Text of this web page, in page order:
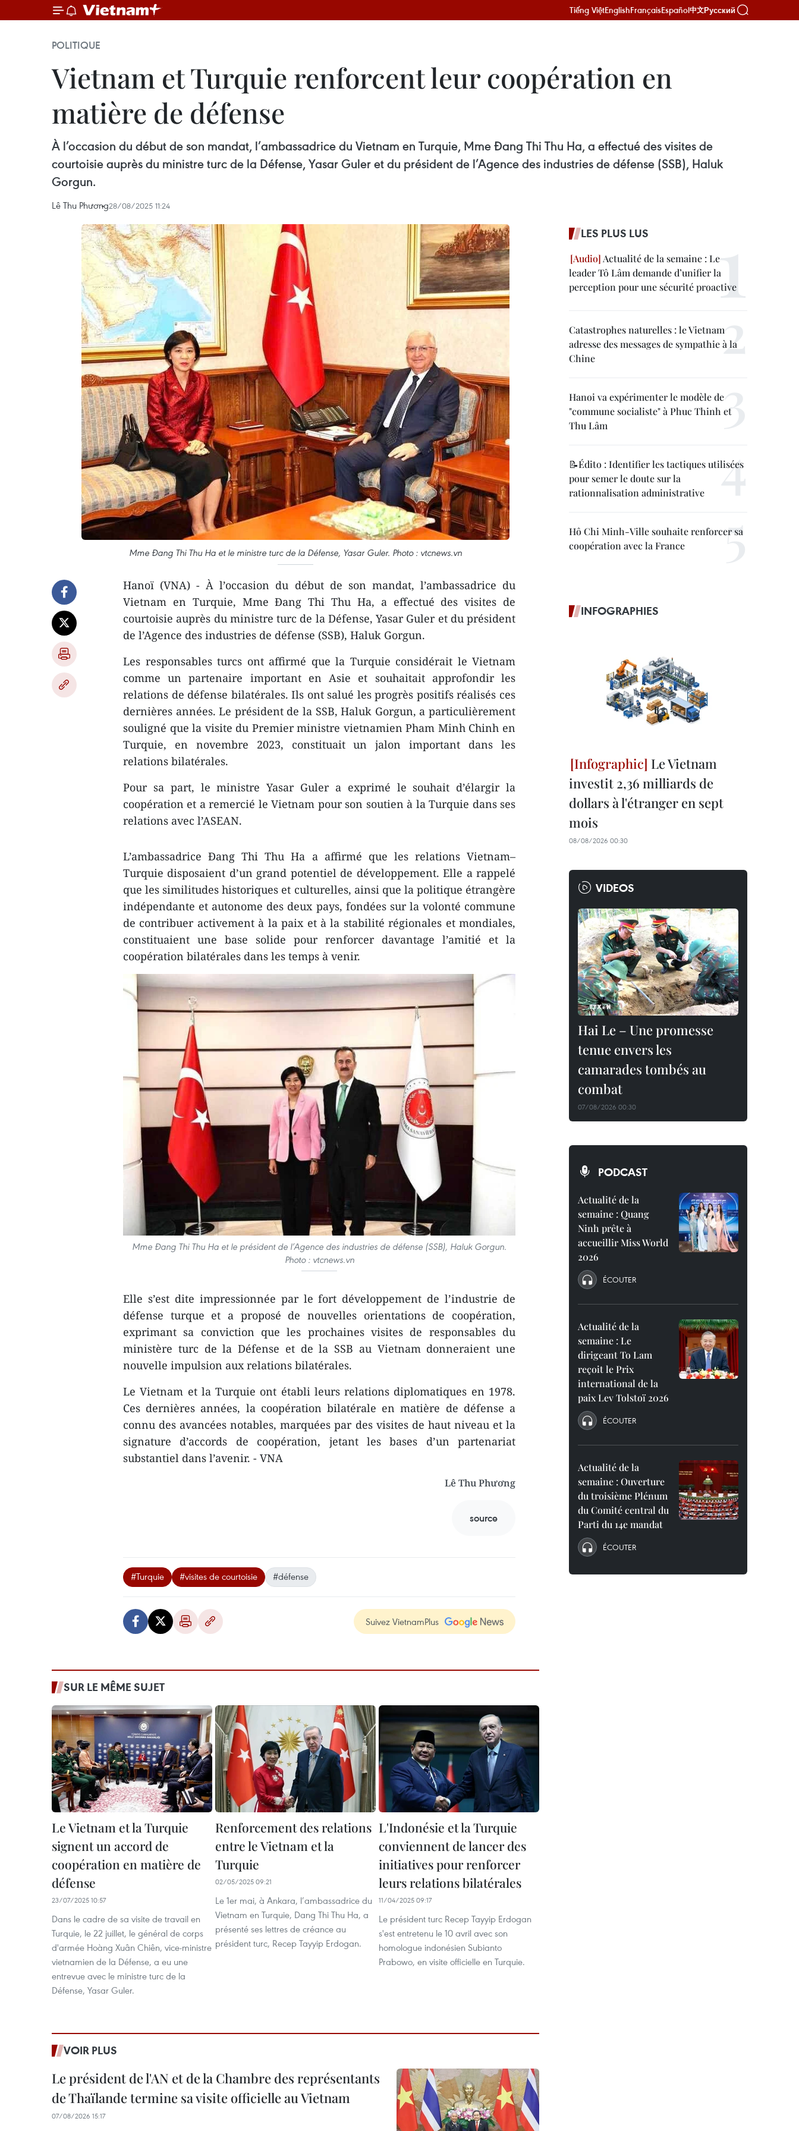
Tiếng ViệtEnglishFrançaisEspañol中文Русский
POLITIQUE
Vietnam et Turquie renforcent leur coopération en
matière de défense
À l’occasion du début de son mandat, l’ambassadrice du Vietnam en Turquie, Mme Đang Thi Thu Ha, a effectué des visites de
courtoisie auprès du ministre turc de la Défense, Yasar Guler et du président de l’Agence des industries de défense (SSB), Haluk
Gorgun.
Lê Thu Phương28/08/2025 11:24
Mme Đang Thi Thu Ha et le ministre turc de la Défense, Yasar Guler. Photo : vtcnews.vn
Hanoï (VNA) - À l’occasion du début de son mandat, l’ambassadrice du
Vietnam en Turquie, Mme Đang Thi Thu Ha, a effectué des visites de
courtoisie auprès du ministre turc de la Défense, Yasar Guler et du président
de l’Agence des industries de défense (SSB), Haluk Gorgun.
Les responsables turcs ont affirmé que la Turquie considérait le Vietnam
comme un partenaire important en Asie et souhaitait approfondir les
relations de défense bilatérales. Ils ont salué les progrès positifs réalisés ces
dernières années. Le président de la SSB, Haluk Gorgun, a particulièrement
souligné que la visite du Premier ministre vietnamien Pham Minh Chinh en
Turquie, en novembre 2023, constituait un jalon important dans les
relations bilatérales.
Pour sa part, le ministre Yasar Guler a exprimé le souhait d’élargir la
coopération et a remercié le Vietnam pour son soutien à la Turquie dans ses
relations avec l’ASEAN.
L’ambassadrice Đang Thi Thu Ha a affirmé que les relations Vietnam–
Turquie disposaient d’un grand potentiel de développement. Elle a rappelé
que les similitudes historiques et culturelles, ainsi que la politique étrangère
indépendante et autonome des deux pays, fondées sur la volonté commune
de contribuer activement à la paix et à la stabilité régionales et mondiales,
constituaient une base solide pour renforcer davantage l’amitié et la
coopération bilatérales dans les temps à venir.
Mme Đang Thi Thu Ha et le président de l’Agence des industries de défense (SSB), Haluk Gorgun.
Photo : vtcnews.vn
Elle s’est dite impressionnée par le fort développement de l’industrie de
défense turque et a proposé de nouvelles orientations de coopération,
exprimant sa conviction que les prochaines visites de responsables du
ministère turc de la Défense et de la SSB au Vietnam donneraient une
nouvelle impulsion aux relations bilatérales.
Le Vietnam et la Turquie ont établi leurs relations diplomatiques en 1978.
Ces dernières années, la coopération bilatérale en matière de défense a
connu des avancées notables, marquées par des visites de haut niveau et la
signature d’accords de coopération, jetant les bases d’un partenariat
substantiel dans l’avenir. - VNA
Lê Thu Phương
source
#Turquie #visites de courtoisie #défense
Suivez VietnamPlus
SUR LE MÊME SUJET
Le Vietnam et la Turquie
signent un accord de
coopération en matière de
défense
23/07/2025 10:57
Dans le cadre de sa visite de travail en
Turquie, le 22 juillet, le général de corps
d'armée Hoàng Xuân Chiên, vice-ministre
vietnamien de la Défense, a eu une
entrevue avec le ministre turc de la
Défense, Yasar Guler.
Renforcement des relations
entre le Vietnam et la
Turquie
02/05/2025 09:21
Le 1er mai, à Ankara, l’ambassadrice du
Vietnam en Turquie, Dang Thi Thu Ha, a
présenté ses lettres de créance au
président turc, Recep Tayyip Erdogan.
L'Indonésie et la Turquie
conviennent de lancer des
initiatives pour renforcer
leurs relations bilatérales
11/04/2025 09:17
Le président turc Recep Tayyip Erdogan
s'est entretenu le 10 avril avec son
homologue indonésien Subianto
Prabowo, en visite officielle en Turquie.
VOIR PLUS
Le président de l'AN et de la Chambre des représentants
de Thaïlande termine sa visite officielle au Vietnam
07/08/2026 15:17
LES PLUS LUS
Actualité de la semaine : Le
leader Tô Lâm demande d’unifier la
perception pour une sécurité proactive
Catastrophes naturelles : le Vietnam
adresse des messages de sympathie à la
Chine
Hanoi va expérimenter le modèle de
"commune socialiste" à Phuc Thinh et
Thu Lâm
📝Édito : Identifier les tactiques utilisées
pour semer le doute sur la
rationnalisation administrative
Hô Chi Minh-Ville souhaite renforcer sa
coopération avec la France
INFOGRAPHIES
Le Vietnam
investit 2,36 milliards de
dollars à l'étranger en sept
mois
08/08/2026 00:30
VIDEOS
Hai Le – Une promesse
tenue envers les
camarades tombés au
combat
07/08/2026 00:30
PODCAST
Actualité de la
semaine : Quang
Ninh prête à
accueillir Miss World
2026
ÉCOUTER
Actualité de la
semaine : Le
dirigeant To Lam
reçoit le Prix
international de la
paix Lev Tolstoï 2026
ÉCOUTER
Actualité de la
semaine : Ouverture
du troisième Plénum
du Comité central du
Parti du 14e mandat
ÉCOUTER